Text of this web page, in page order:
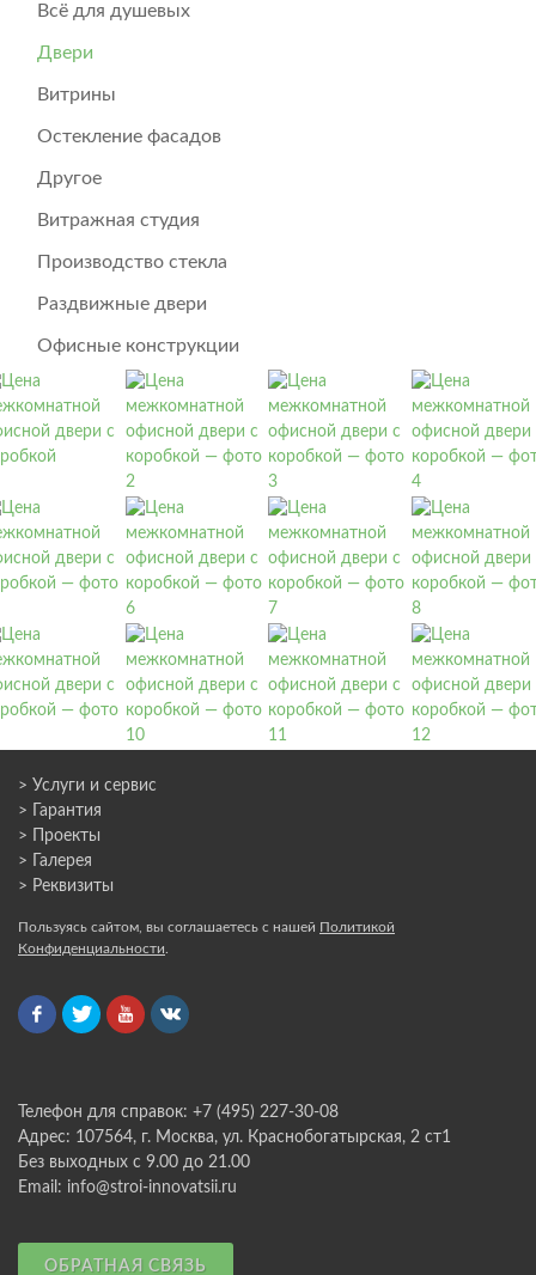
Всё для душевых
Двери
Витрины
Остекление фасадов
Другое
Витражная студия
Производство стекла
Раздвижные двери
Офисные конструкции
> Услуги и сервис
> Гарантия
> Проекты
> Галерея
> Реквизиты
Пользуясь сайтом, вы соглашаетесь с нашей Политикой
Конфиденциальности
Телефон для справок: +7 (495) 227-30-08
Адрес: 107564, г. Москва, ул. Краснобогатырская, 2 ст1
Без выходных с 9.00 до 21.00
Email: info@stroi-innovatsii.ru
ОБРАТНАЯ СВЯЗЬ